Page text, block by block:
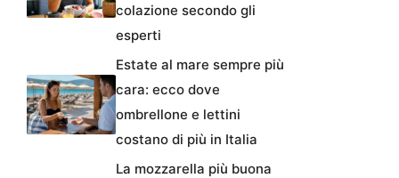
colazione secondo gli
esperti
Estate al mare sempre più
cara: ecco dove
ombrellone e lettini
costano di più in Italia
La mozzarella più buona